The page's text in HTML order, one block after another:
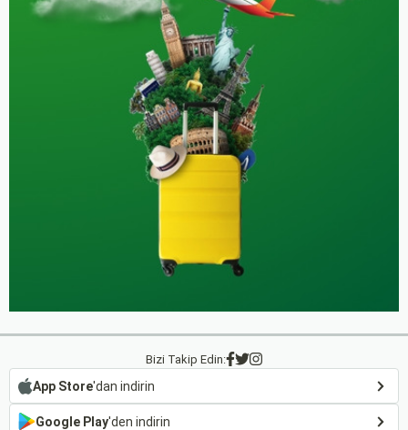
Bizi Takip Edin:
App Store'dan indirin
Google Play'den indirin